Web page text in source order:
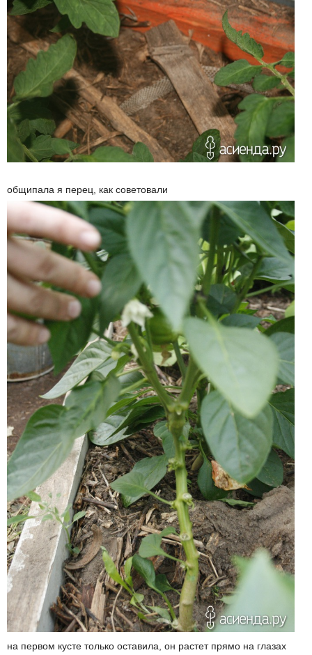
общипала я перец, как советовали
на первом кусте только оставила, он растет прямо на глазах